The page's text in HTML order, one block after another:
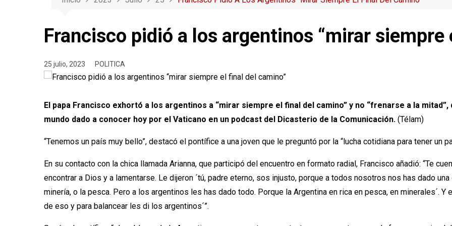
Francisco pidió a los argentinos “mirar siempre
25 julio, 2023 POLITICA
El papa Francisco exhortó a los argentinos a “mirar siempre el final del camino” y no “frenarse a la
mundo dado a conocer hoy por el Vaticano en un podcast del Dicasterio de la Comunicación. (Télam)
“Tenemos un país muy bello”, destacó el pontífice a una joven que le preguntó por la “lucha cotidiana para tener un
En su contacto con la chica llamada Arianna, que participó del encuentro en formato radial, Francisco añadió: “Te
encontrar a Dios y a lamentarse. Le dijeron ´tú, padre eterno, sos injusto, porque a todos nosotros nos has dado
minería, o la pesca. Pero a los argentinos les has dado todo. Porque la Argentina en rica en pesca, en minerales´.
de eso y para balancear les di los argentinos´”.